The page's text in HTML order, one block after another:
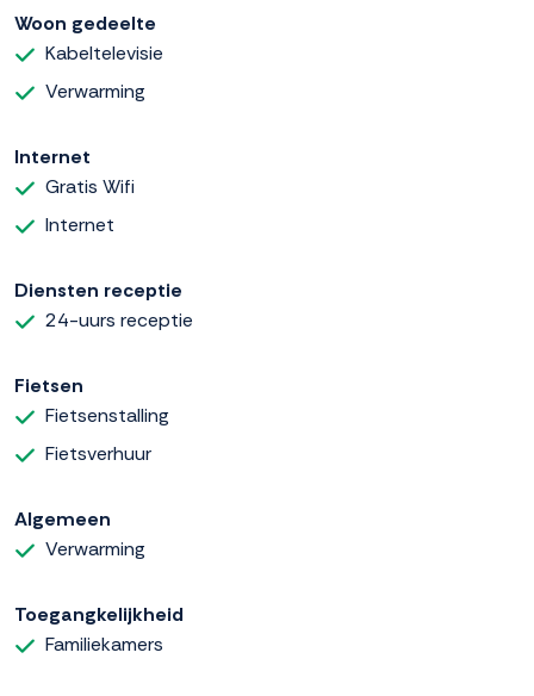
Woon gedeelte
Kabeltelevisie
Verwarming
Internet
Gratis Wifi
Internet
Diensten receptie
24-uurs receptie
Fietsen
Fietsenstalling
Fietsverhuur
Algemeen
Verwarming
Toegangkelijkheid
Familiekamers